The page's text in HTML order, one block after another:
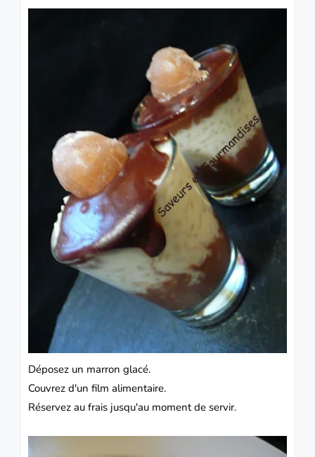
Déposez un marron glacé.
Couvrez d'un film alimentaire.
Réservez au frais jusqu'au moment de servir.